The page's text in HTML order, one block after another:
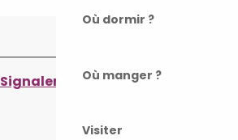
Où dormir ?
Où manger ?
Visiter
Signaler une erreur